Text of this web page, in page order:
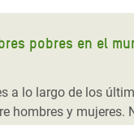
pobres en el
a lo largo de los
hombres y